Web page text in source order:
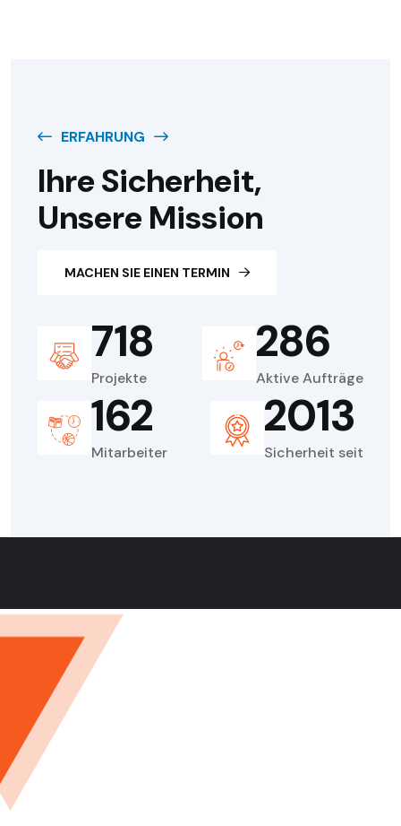
ERFAHRUNG
IHRESICHERHEIT,
UNSEREMISSION
MACHEN SIE EINEN TERMIN
718
Projekte
286
Aktive Aufträge
162
Mitarbeiter
2013
Sicherheit seit